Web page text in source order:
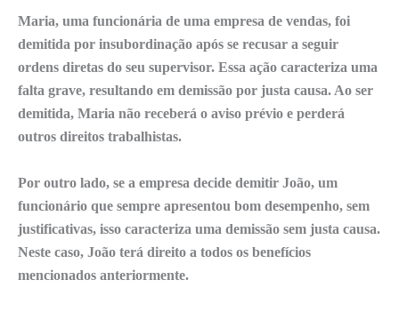
Maria, uma funcionária de uma empresa de vendas, foi
demitida por insubordinação após se recusar a seguir
ordens diretas do seu supervisor. Essa ação caracteriza uma
falta grave, resultando em demissão por justa causa. Ao ser
demitida, Maria não receberá o aviso prévio e perderá
outros direitos trabalhistas.
Por outro lado, se a empresa decide demitir João, um
funcionário que sempre apresentou bom desempenho, sem
justificativas, isso caracteriza uma demissão sem justa causa.
Neste caso, João terá direito a todos os benefícios
mencionados anteriormente.